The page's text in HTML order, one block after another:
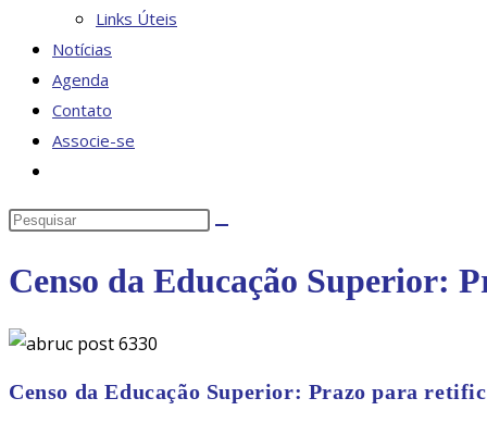
Links Úteis
Notícias
Agenda
Contato
Associe-se
do
Pesquisar
site
Censo da Educação Superior:
Censo da Educação Superior: Prazo para